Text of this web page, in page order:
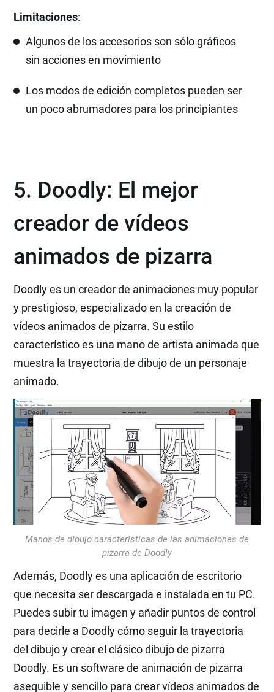
Limitaciones:
Algunos de los accesorios son sólo gráficos
sin acciones en movimiento
Los modos de edición completos pueden ser
un poco abrumadores para los principiantes
5. Doodly: El mejor
creador de vídeos
animados de pizarra
Doodly es un creador de animaciones muy popular
y prestigioso, especializado en la creación de
vídeos animados de pizarra. Su estilo
característico es una mano de artista animada que
muestra la trayectoria de dibujo de un personaje
animado.
Manos de dibujo características de las animaciones de
pizarra de Doodly
Además, Doodly es una aplicación de escritorio
que necesita ser descargada e instalada en tu PC.
Puedes subir tu imagen y añadir puntos de control
para decirle a Doodly cómo seguir la trayectoria
del dibujo y crear el clásico dibujo de pizarra
Doodly. Es un software de animación de pizarra
asequible y sencillo para crear vídeos animados de